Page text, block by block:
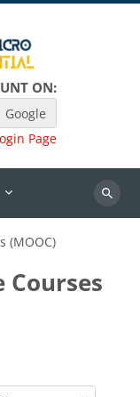
ON:
Google
Page
Search
(MOOC)
Courses